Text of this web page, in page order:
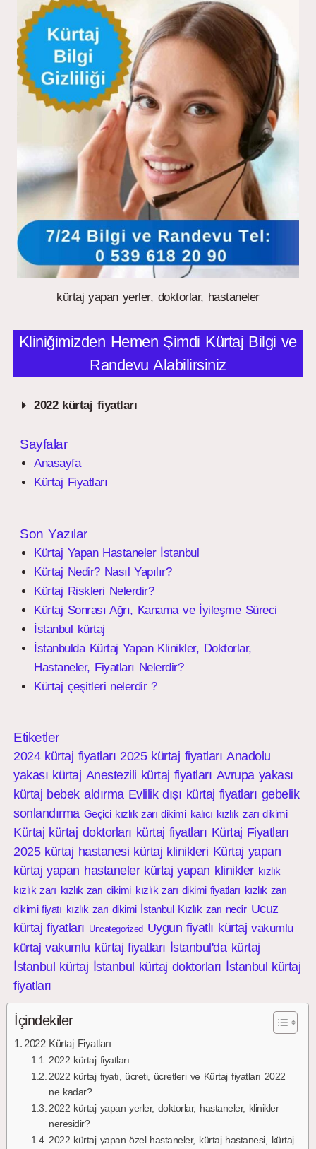
kürtaj yapan yerler, doktorlar, hastaneler
Kliniğimizden Hemen Şimdi Kürtaj Bilgi ve
Randevu Alabilirsiniz
2022 kürtaj fiyatları
Sayfalar
Anasayfa
Kürtaj Fiyatları
Son Yazılar
Kürtaj Yapan Hastaneler İstanbul
Kürtaj Nedir? Nasıl Yapılır?
Kürtaj Riskleri Nelerdir?
Kürtaj Sonrası Ağrı, Kanama ve İyileşme Süreci
İstanbul kürtaj
İstanbulda Kürtaj Yapan Klinikler, Doktorlar,
Hastaneler, Fiyatları Nelerdir?
Kürtaj çeşitleri nelerdir ?
Etiketler
2024 kürtaj fiyatları 2025 kürtaj fiyatları Anadolu
yakası kürtaj Anestezili kürtaj fiyatları Avrupa yakası
kürtaj bebek aldırma Evlilik dışı kürtaj fiyatları gebelik
sonlandırma Geçici kızlık zarı dikimi kalıcı kızlık zarı dikimi
Kürtaj kürtaj doktorları kürtaj fiyatları Kürtaj Fiyatları
2025 kürtaj hastanesi kürtaj klinikleri Kürtaj yapan
kürtaj yapan hastaneler kürtaj yapan klinikler kızlık
kızlık zarı kızlık zarı dikimi kızlık zarı dikimi fiyatları kızlık zarı
dikimi fiyatı kızlık zarı dikimi İstanbul Kızlık zarı nedir Ucuz
kürtaj fiyatları Uncategorized Uygun fiyatlı kürtaj vakumlu
kürtaj vakumlu kürtaj fiyatları İstanbul'da kürtaj
İstanbul kürtaj İstanbul kürtaj doktorları İstanbul kürtaj
fiyatları
İçindekiler
2022 Kürtaj Fiyatları
2022 kürtaj fiyatları
2022 kürtaj fiyatı, ücreti, ücretleri ve Kürtaj fiyatları 2022
ne kadar?
2022 kürtaj yapan yerler, doktorlar, hastaneler, klinikler
neresidir?
2022 kürtaj yapan özel hastaneler, kürtaj hastanesi, kürtaj